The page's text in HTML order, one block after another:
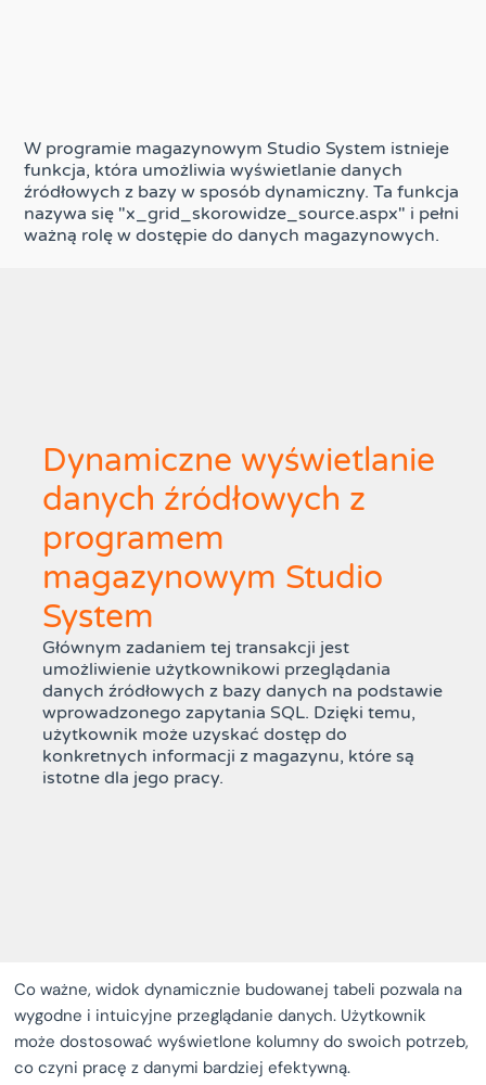
W programie magazynowym Studio System istnieje
funkcja, która umożliwia wyświetlanie danych
źródłowych z bazy w sposób dynamiczny. Ta funkcja
nazywa się "x_grid_skorowidze_source.aspx" i pełni
ważną rolę w dostępie do danych magazynowych.
Dynamiczne wyświetlanie
danych źródłowych z
programem
magazynowym Studio
System
Głównym zadaniem tej transakcji jest
umożliwienie użytkownikowi przeglądania
danych źródłowych z bazy danych na podstawie
wprowadzonego zapytania SQL. Dzięki temu,
użytkownik może uzyskać dostęp do
konkretnych informacji z magazynu, które są
istotne dla jego pracy.
Co ważne, widok dynamicznie budowanej tabeli pozwala na
wygodne i intuicyjne przeglądanie danych. Użytkownik
może dostosować wyświetlone kolumny do swoich potrzeb,
co czyni pracę z danymi bardziej efektywną.